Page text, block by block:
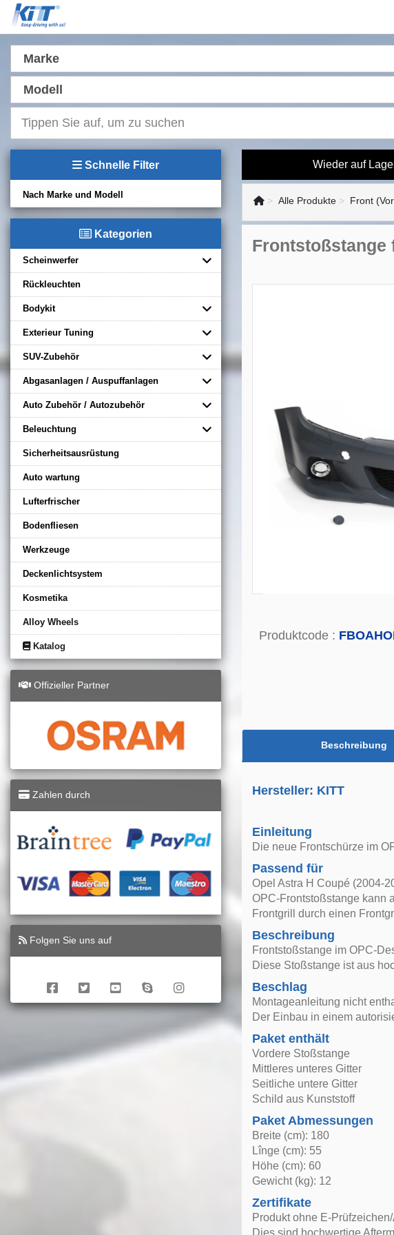
Marke
Modell
Schnelle Filter
Nach Marke und Modell
Kategorien
Scheinwerfer
Rückleuchten
Bodykit
Exterieur Tuning
SUV-Zubehör
Abgasanlagen / Auspuffanlagen
Auto Zubehör / Autozubehör
Beleuchtung
Sicherheitsausrüstung
Auto wartung
Lufterfrischer
Bodenfliesen
Werkzeuge
Deckenlichtsystem
Kosmetika
Alloy Wheels
Katalog
Offizieller Partner
Zahlen durch
Folgen Sie uns auf
Wieder auf
Alle Produkte Front
Frontstoßstange
Produktcode :
Beschreibung
Hersteller: KITT
Einleitung
Die neue Frontschürze im
Passend für
Opel Astra H Coupé (2004-
OPC-Frontstoßstange kann
Frontgrill durch einen
Beschreibung
Frontstoßstange im OPC-
Diese Stoßstange ist aus
Beschlag
Montageanleitung nicht
Der Einbau in einem
Paket enthält
Vordere Stoßstange
Mittleres unteres Gitter
Seitliche untere Gitter
Schild aus Kunststoff
Paket Abmessungen
Breite (cm): 180
Lînge (cm): 55
Höhe (cm): 60
Gewicht (kg): 12
Zertifikate
Produkt ohne E-
Dies sind hochwertige